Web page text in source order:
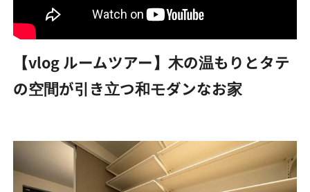
【vlog ルームツアー】木の温もりとタテ
の空間が引き立つ和モダンなお家